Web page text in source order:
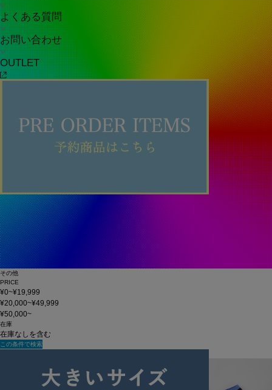
よくある質問
お問い合わせ
OUTLET
その他
PRICE
¥0~¥19,999
¥20,000~¥49,999
¥50,000~
在庫
在庫なしを含む
この条件で検索